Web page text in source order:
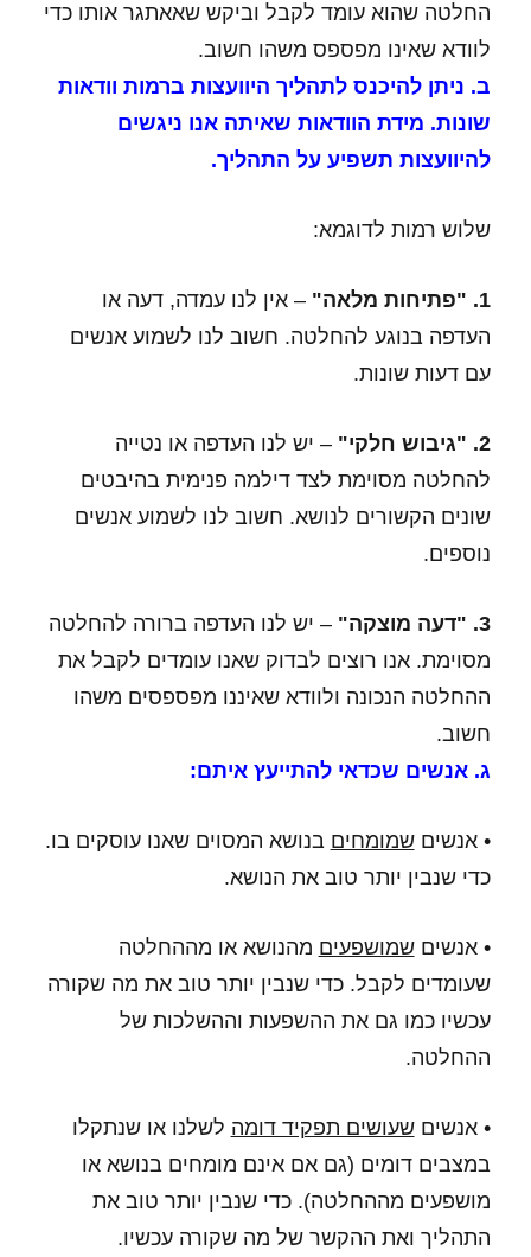
החלטה שהוא עומד לקבל וביקש שאאתגר אותו כדי
לוודא שאינו מפספס משהו חשוב.
ב. ניתן להיכנס לתהליך היוועצות ברמות וודאות
שונות. מידת הוודאות שאיתה אנו ניגשים
להיוועצות תשפיע על התהליך.
שלוש רמות לדוגמא:
1. "פתיחות מלאה"
– אין לנו עמדה, דעה או
העדפה בנוגע להחלטה. חשוב לנו לשמוע אנשים
עם דעות שונות.
2. "גיבוש חלקי"
– יש לנו העדפה או נטייה
להחלטה מסוימת לצד דילמה פנימית בהיבטים
שונים הקשורים לנושא. חשוב לנו לשמוע אנשים
נוספים.
3. "דעה מוצקה"
– יש לנו העדפה ברורה להחלטה
מסוימת. אנו רוצים לבדוק שאנו עומדים לקבל את
ההחלטה הנכונה ולוודא שאיננו מפספסים משהו
חשוב.
ג. אנשים שכדאי להתייעץ איתם:
• אנשיםשמומחים בנושא המסוים שאנו עוסקים בו.
כדי שנבין יותר טוב את הנושא.
• אנשיםשמושפעים מהנושא או מההחלטה
שעומדים לקבל. כדי שנבין יותר טוב את מה שקורה
עכשיו כמו גם את ההשפעות וההשלכות של
ההחלטה.
• אנשיםשעושים תפקיד דומה לשלנו או שנתקלו
במצבים דומים (גם אם אינם מומחים בנושא או
מושפעים מההחלטה). כדי שנבין יותר טוב את
התהליך ואת ההקשר של מה שקורה עכשיו.